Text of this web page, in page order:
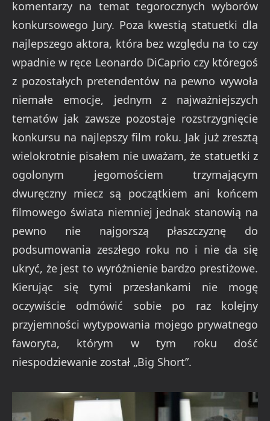
komentarzy na temat tegorocznych wyborów
konkursowego Jury. Poza kwestią statuetki dla
najlepszego aktora, która bez względu na to czy
wpadnie w ręce Leonardo DiCaprio czy któregoś
z pozostałych pretendentów na pewno wywoła
niemałe emocje, jednym z najważniejszych
tematów jak zawsze pozostaje rozstrzygnięcie
konkursu na najlepszy film roku. Jak już zresztą
wielokrotnie pisałem nie uważam, że statuetki z
ogolonym jegomościem trzymającym
dwuręczny miecz są początkiem ani końcem
filmowego świata niemniej jednak stanowią na
pewno nie najgorszą płaszczyznę do
podsumowania zeszłego roku no i nie da się
ukryć, że jest to wyróżnienie bardzo prestiżowe.
Kierując się tymi przesłankami nie mogę
oczywiście odmówić sobie po raz kolejny
przyjemności wytypowania mojego prywatnego
faworyta, którym w tym roku dość
niespodziewanie został „Big Short”.